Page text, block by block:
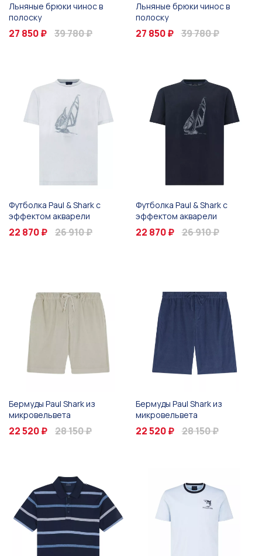
Льняные брюки чинос в
полоску
27 850 ₽ 39 780 ₽
Льняные брюки чинос в
полоску
27 850 ₽ 39 780 ₽
Футболка Paul & Shark с
эффектом акварели
22 870 ₽ 26 910 ₽
Футболка Paul & Shark с
эффектом акварели
22 870 ₽ 26 910 ₽
Бермуды Paul Shark из
микровельвета
22 520 ₽ 28 150 ₽
Бермуды Paul Shark из
микровельвета
22 520 ₽ 28 150 ₽